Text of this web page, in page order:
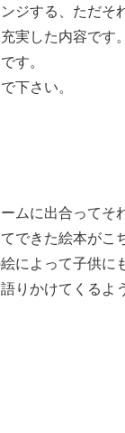
ジする、ただ
実した内容です
す。
下さい。
ムに出合ってそ
できた絵本がこ
によって子供に
りかけてくるよ